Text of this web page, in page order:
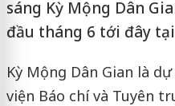
sáng Kỳ Mộng Dân
đầu tháng 6 tới đây
Kỳ Mộng Dân Gian là
viện Báo chí và Tuyên